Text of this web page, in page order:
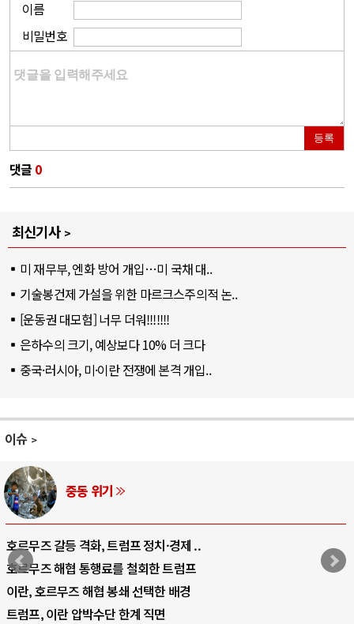
이름
비밀번호
등록
댓글 0
최신기사
미 재무부, 엔화 방어 개입…미 국채 대..
기술봉건제 가설을 위한 마르크스주의적 논..
[운동권 대모험] 너무 더워!!!!!!!
은하수의 크기, 예상보다 10% 더 크다
중국·러시아, 미·이란 전쟁에 본격 개입..
이슈
중동 위기
호르무즈 갈등 격화, 트럼프 정치·경제 ..
호르무즈 해협 통행료를 철회한 트럼프
이란, 호르무즈 해협 봉쇄 선택한 배경
트럼프, 이란 압박수단 한계 직면